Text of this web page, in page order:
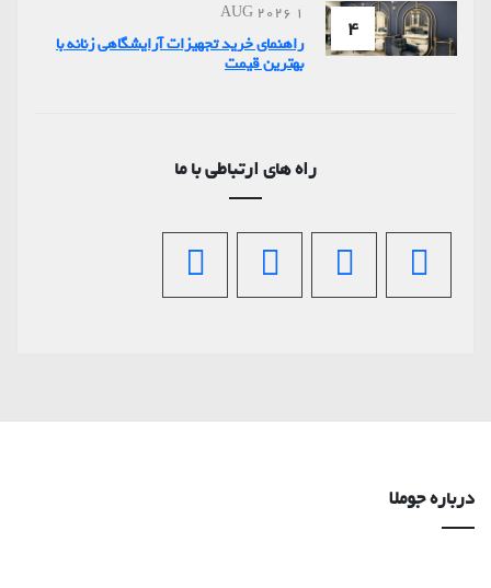
4
1 AUG 2026
راهنمای خرید تجهیزات آرایشگاهی زنانه با
بهترین قیمت
راه های ارتباطی با ما
درباره جوملا